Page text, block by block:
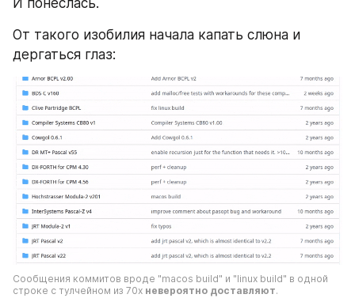
От такого изобилия начала капать слюна и
дергаться глаз:
Сообщения коммитов вроде "macos build" и "linux build" в одной
строке с тулчейном из 70х невероятно доставляют.